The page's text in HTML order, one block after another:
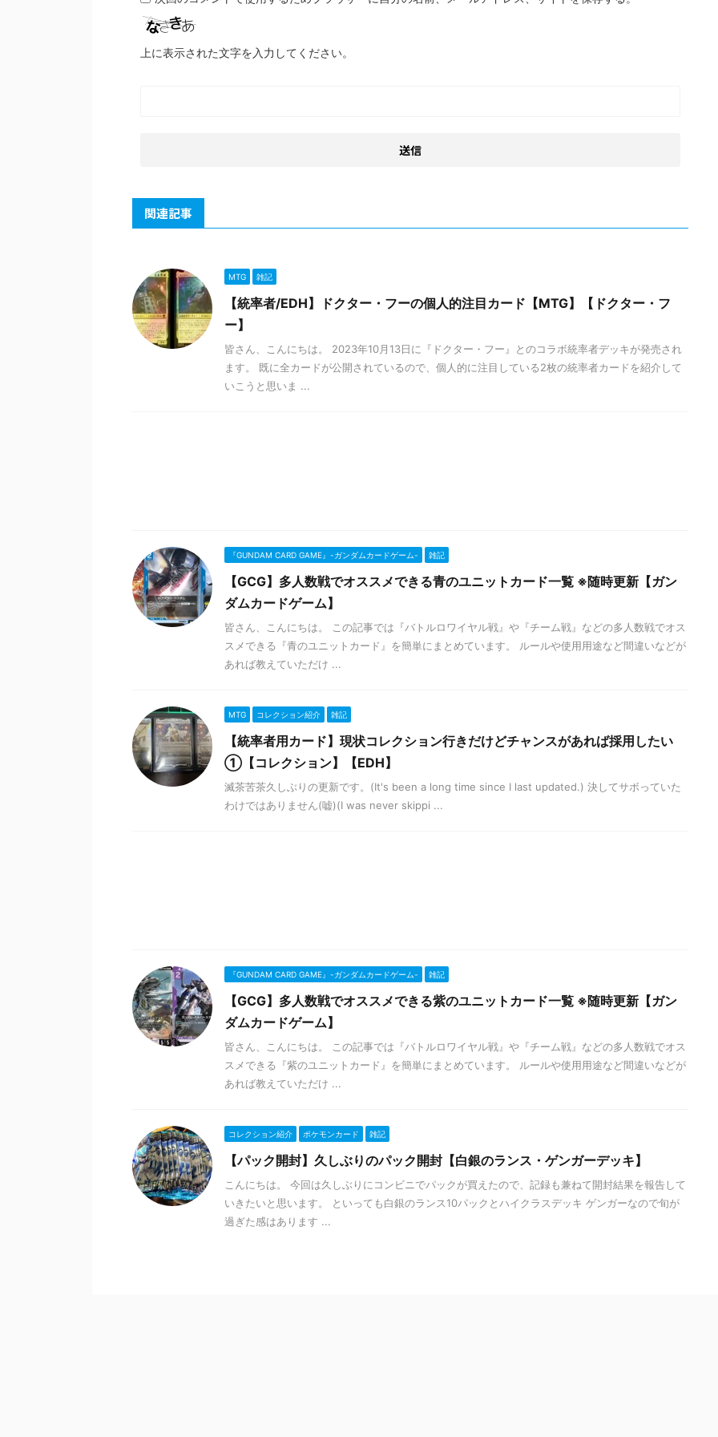
上に表示された文字を入力してください。
関連記事
MTG 雑記
【統率者/EDH】ドクター・フーの個人的注目カード【MTG】【ドクター・フ
ー】
皆さん、こんにちは。 2023年10月13日に『ドクター・フー』とのコラボ統率者デッキが発売され
ます。 既に全カードが公開されているので、個人的に注目している2枚の統率者カードを紹介して
いこうと思いま ...
『GUNDAM CARD GAME』-ガンダムカードゲーム- 雑記
【GCG】多人数戦でオススメできる青のユニットカード一覧 ※随時更新【ガン
ダムカードゲーム】
皆さん、こんにちは。 この記事では『バトルロワイヤル戦』や『チーム戦』などの多人数戦でオス
スメできる『青のユニットカード』を簡単にまとめています。 ルールや使用用途など間違いなどが
あれば教えていただけ ...
MTG コレクション紹介 雑記
【統率者用カード】現状コレクション行きだけどチャンスがあれば採用したい
①【コレクション】【EDH】
滅茶苦茶久しぶりの更新です。(It's been a long time since I last updated.) 決してサボっていた
わけではありません(嘘)(I was never skippi ...
『GUNDAM CARD GAME』-ガンダムカードゲーム- 雑記
【GCG】多人数戦でオススメできる紫のユニットカード一覧 ※随時更新【ガン
ダムカードゲーム】
皆さん、こんにちは。 この記事では『バトルロワイヤル戦』や『チーム戦』などの多人数戦でオス
スメできる『紫のユニットカード』を簡単にまとめています。 ルールや使用用途など間違いなどが
あれば教えていただけ ...
コレクション紹介 ポケモンカード 雑記
【パック開封】久しぶりのパック開封【白銀のランス・ゲンガーデッキ】
こんにちは。 今回は久しぶりにコンビニでパックが買えたので、記録も兼ねて開封結果を報告して
いきたいと思います。 といっても白銀のランス10パックとハイクラスデッキ ゲンガーなので旬が
過ぎた感はあります ...